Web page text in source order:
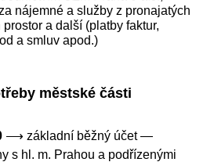
nájemné a služby z pronajatých
a další (platby faktur,
a smluv apod.)
městské části
⟶ základní běžný účet —
s hl. m. Prahou a podřízenými